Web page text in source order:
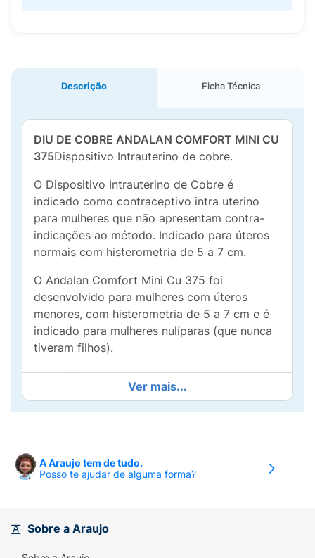
Descrição Ficha Técnica
DIU DE COBRE ANDALAN COMFORT MINI CU
375Dispositivo Intrauterino de cobre.
O Dispositivo Intrauterino de Cobre é
indicado como contraceptivo intra uterino
para mulheres que não apresentam contra-
indicações ao método. Indicado para úteros
normais com histerometria de 5 a 7 cm.
O Andalan Comfort Mini Cu 375 foi
desenvolvido para mulheres com úteros
menores, com histerometria de 5 a 7 cm e é
indicado para mulheres nulíparas (que nunca
tiveram filhos).
Durabilidade de 5 anos.
Confeccionado em polietileno inerte e
375 mm². Acompanha tubo aplicador com
escala centimetrada, anel ajustável e êmbolo
armação de polietileno com os braços
curvados para baixo para assegurar a sua
Ver mais...
A Araujo tem de tudo.
Posso te ajudar de alguma forma?
Sobre a Araujo